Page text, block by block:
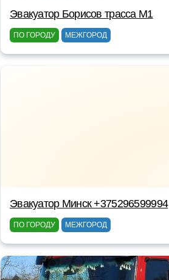
Эвакуатор Борисов трасса М1
ПО ГОРОДУ МЕЖГОРОД
Эвакуатор Минск +375296599994
ПО ГОРОДУ МЕЖГОРОД